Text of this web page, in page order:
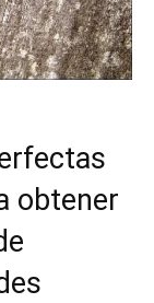
obtener